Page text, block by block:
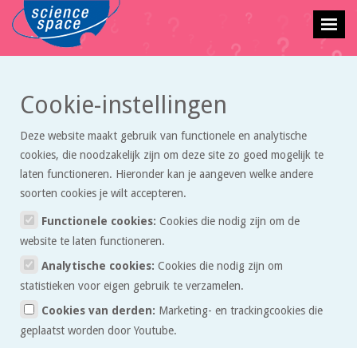
Vraagbaak» Het allerkleinste
In de vraagbaak kun je een vraag stellen over exacte vakken. Wij
proberen je zo snel mogelijk te antwoorden. Wees je ervan bewust dat
probleem op kunt lossen. Daar leer je het meeste van.
Cookie-instellingen
Deze website maakt gebruik van functionele en analytische
cookies, die noodzakelijk zijn om deze site zo goed mogelijk te
laten functioneren. Hieronder kan je aangeven welke andere
soorten cookies je wilt accepteren.
Functionele cookies: Cookies die nodig zijn om de
website te laten functioneren.
Analytische cookies: Cookies die nodig zijn om
statistieken voor eigen gebruik te verzamelen.
Cookies van derden: Marketing- en trackingcookies die
geplaatst worden door Youtube.